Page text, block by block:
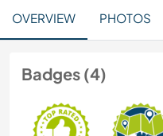
OVERVIEW PHOTOS
Badges (4)